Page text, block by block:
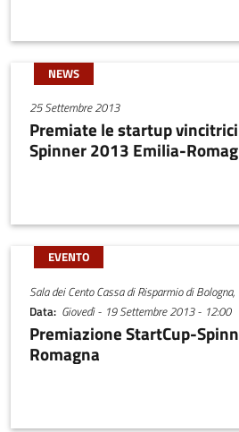
NEWS
25 Settembre 2013
Premiate le startup
Spinner 2013 Emilia-
EVENTO
Sala dei Cento Cassa di Risparmio di
Data Giovedì - 19 Settembre 2013 - 12:00
Premiazione StartCup-
Romagna